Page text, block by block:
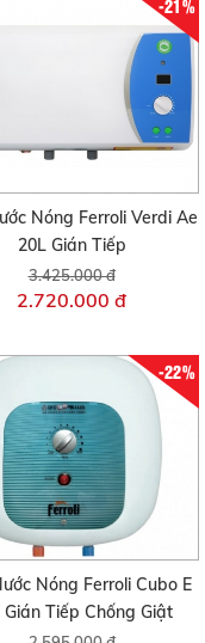
Nóng Ferroli Verdi Ae
20L Gián Tiếp
3.425.000 đ
2.720.000 đ
-22%
Nóng Ferroli Cubo E
Gián Tiếp Chống Giật